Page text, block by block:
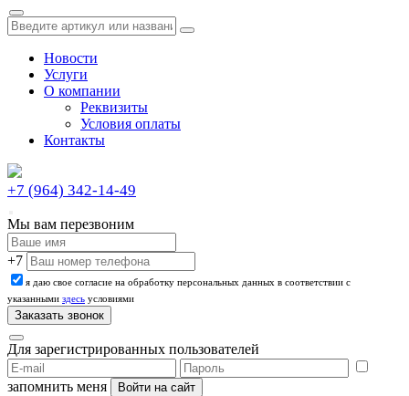
Новости
Услуги
О компании
Реквизиты
Условия оплаты
Контакты
+7 (964) 342-14-49
Мы вам перезвоним
+7
я даю свое согласие на обработку персональных данных в соответствии с
указанными здесь условиями
Для зарегистрированных пользователей
запомнить меня